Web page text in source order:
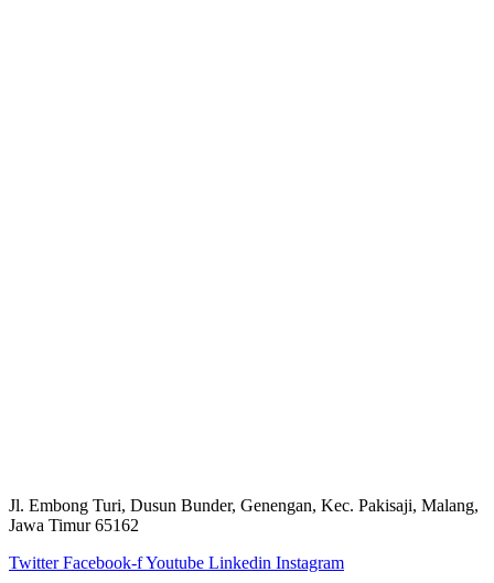
Jl. Embong Turi, Dusun Bunder, Genengan, Kec. Pakisaji, Malang,
Jawa Timur 65162
Twitter Facebook-fYoutube Linkedin Instagram